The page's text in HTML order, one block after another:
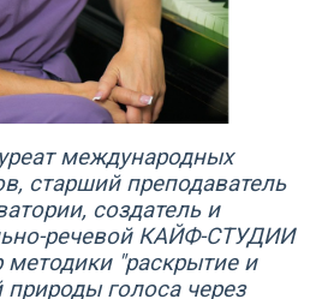
международных
старший преподаватель
создатель и
речевой КАЙФ-СТУДИИ
методики "раскрытие и
голоса через